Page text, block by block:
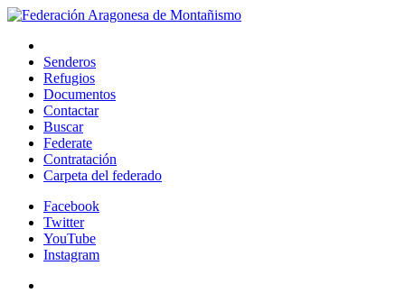
Senderos
Refugios
Documentos
Contactar
Buscar
Federate
Contratación
Carpeta del federado
Facebook
Twitter
YouTube
Instagram